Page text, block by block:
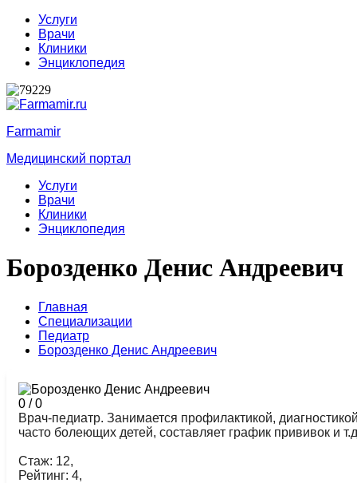
Услуги
Врачи
Клиники
Энциклопедия
Farmamir
Медицинский портал
Услуги
Врачи
Клиники
Энциклопедия
Борозденко Денис Андреевич
Главная
Специализации
Педиатр
Борозденко Денис Андреевич
0 /0
Врач-педиатр. Занимается профилактикой,
часто болеющих детей, составляет график прививок и
Стаж: 12,
Рейтинг: 4,